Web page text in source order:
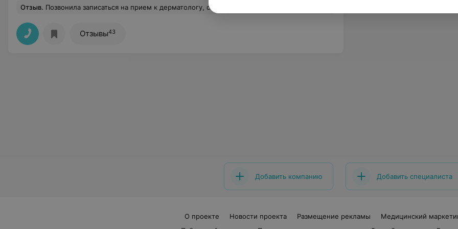
Отзыв. Позвонила записаться на прием к дерматологу, сегодня на сегодня. Так как пациент не я, нужно было уточнить подходит ли время. Через пять минут перезвонила в медцентр отменить запись, так как время не совсем оказалось удобным. После моей просьбы отменить запись и извинений девушка-администратор ни сказав ни слова бросила трубку. Вывод - персонал хамоватый. Отпадает всякое желание обращаться хоть когда-нибудь. Так быть не должно. Прошу администрацию принять меры.
Отзывы43
Добавить компанию Добавить специалиста
О проекте Новости проекта Размещение рекламы
Медицинский